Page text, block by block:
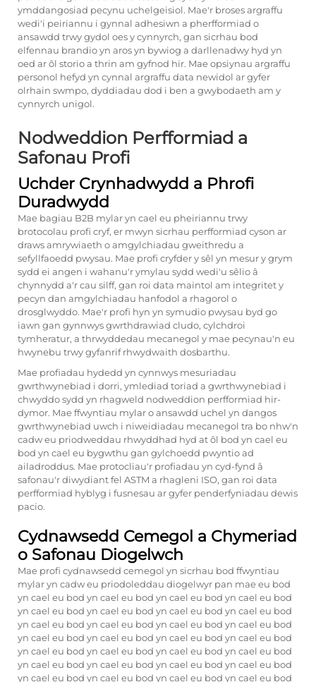
ymddangosiad pecynu uchelgeisiol. Mae'r broses argraffu
wedi'i peiriannu i gynnal adhesiwn a pherfformiad o
ansawdd trwy gydol oes y cynnyrch, gan sicrhau bod
elfennau brandio yn aros yn bywiog a darllenadwy hyd yn
oed ar ôl storio a thrin am gyfnod hir. Mae opsiynau argraffu
personol hefyd yn cynnal argraffu data newidol ar gyfer
olrhain swmpo, dyddiadau dod i ben a gwybodaeth am y
cynnyrch unigol.
Nodweddion Perfformiad a
Safonau Profi
Uchder Crynhadwydd a Phrofi
Duradwydd
Mae bagiau B2B mylar yn cael eu pheiriannu trwy
brotocolau profi cryf, er mwyn sicrhau perfformiad cyson ar
draws amrywiaeth o amgylchiadau gweithredu a
sefyllfaoedd pwysau. Mae profi cryfder y sêl yn mesur y grym
sydd ei angen i wahanu'r ymylau sydd wedi'u sêlio â
chynnydd a'r cau silff, gan roi data maintol am integritet y
pecyn dan amgylchiadau hanfodol a rhagorol o
drosglwyddo. Mae'r profi hyn yn symudio pwysau byd go
iawn gan gynnwys gwrthdrawiad cludo, cylchdroi
tymheratur, a thrwyddedau mecanegol y mae pecynau'n eu
hwynebu trwy gyfanrif rhwydwaith dosbarthu.
Mae profiadau hydedd yn cynnwys mesuriadau
gwrthwynebiad i dorri, ymlediad toriad a gwrthwynebiad i
chwyddo sydd yn rhagweld nodweddion perfformiad hir-
dymor. Mae ffwyntiau mylar o ansawdd uchel yn dangos
gwrthwynebiad uwch i niweidiadau mecanegol tra bo nhw'n
cadw eu priodweddau rhwyddhad hyd at ôl bod yn cael eu
bod yn cael eu bygwthu gan gylchoedd pwyntio ad
ailadroddus. Mae protocliau'r profiadau yn cyd-fynd â
safonau'r diwydiant fel ASTM a rhagleni ISO, gan roi data
perfformiad hyblyg i fusnesau ar gyfer penderfyniadau dewis
pacio.
Cydnawsedd Cemegol a Chymeriad
o Safonau Diogelwch
Mae profi cydnawsedd cemegol yn sicrhau bod ffwyntiau
mylar yn cadw eu priodoleddau diogelwyr pan mae eu bod
yn cael eu bod yn cael eu bod yn cael eu bod yn cael eu bod
yn cael eu bod yn cael eu bod yn cael eu bod yn cael eu bod
yn cael eu bod yn cael eu bod yn cael eu bod yn cael eu bod
yn cael eu bod yn cael eu bod yn cael eu bod yn cael eu bod
yn cael eu bod yn cael eu bod yn cael eu bod yn cael eu bod
yn cael eu bod yn cael eu bod yn cael eu bod yn cael eu bod
yn cael eu bod yn cael eu bod yn cael eu bod yn cael eu bod